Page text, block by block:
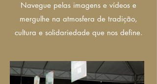
Navegue pelas imagens e vídeos e
mergulhe na atmosfera de tradição,
cultura e solidariedade que nos define.